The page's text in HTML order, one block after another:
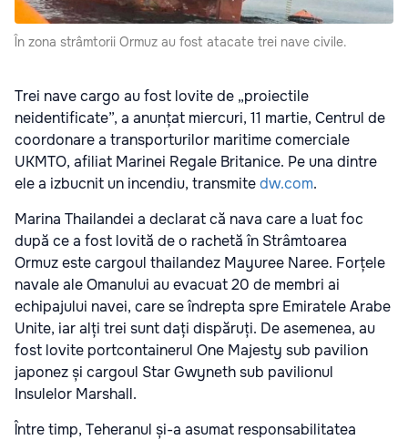
În zona strâmtorii Ormuz au fost atacate trei nave civile.
Trei nave cargo au fost lovite de „proiectile
neidentificate”, a anunțat miercuri, 11 martie, Centrul de
coordonare a transporturilor maritime comerciale
UKMTO, afiliat Marinei Regale Britanice. Pe una dintre
ele a izbucnit un incendiu, transmitedw.com.
Marina Thailandei a declarat că nava care a luat foc
după ce a fost lovită de o rachetă în Strâmtoarea
Ormuz este cargoul thailandez Mayuree Naree. Forțele
navale ale Omanului au evacuat 20 de membri ai
echipajului navei, care se îndrepta spre Emiratele Arabe
Unite, iar alți trei sunt dați dispăruți. De asemenea, au
fost lovite portcontainerul One Majesty sub pavilion
japonez și cargoul Star Gwyneth sub pavilionul
Insulelor Marshall.
Între timp, Teheranul și-a asumat responsabilitatea